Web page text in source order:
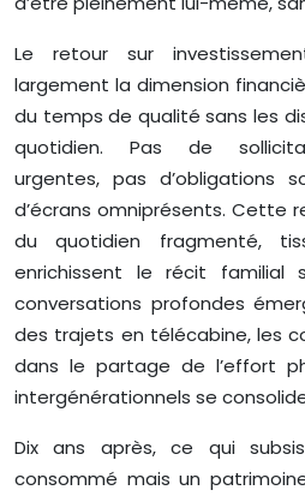
Le retour sur
largement la dimension
du temps de qualité sans les
quotidien. Pas de
urgentes, pas d’obligations
d’écrans omniprésents. Cette
du quotidien fragmenté,
enrichissent le récit familial
conversations profondes
des trajets en télécabine, les
dans le partage de l’effort
intergénérationnels se
Dix ans après, ce qui
consommé mais un